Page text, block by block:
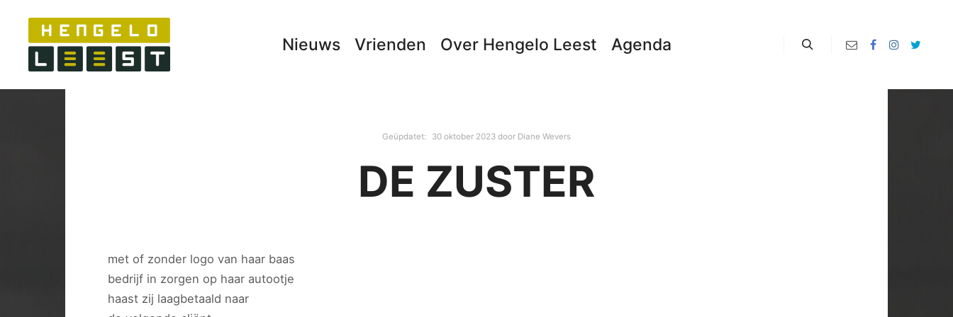
Nieuws Vrienden Over Hengelo Leest Agenda
Geüpdatet: 30 oktober 2023 door Diane Wevers
DE ZUSTER
met of zonder logo van haar baas
bedrijf in zorgen op haar autootje
haast zij laagbetaald naar